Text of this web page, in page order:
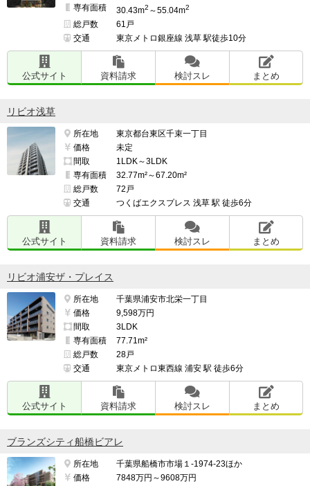
専有面積
30.43m2 ～55.04m2
総戸数
61戸
交通
東京メトロ銀座線 浅草 駅徒歩10分
公式サイト 資料請求 検討スレ まとめ
リビオ浅草
所在地
東京都台東区千束一丁目
価格
未定
間取
1LDK～3LDK
専有面積
32.77m²～67.20m²
総戸数
72戸
交通
つくばエクスプレス 浅草 駅 徒歩6分
公式サイト 資料請求 検討スレ まとめ
リビオ浦安ザ・プレイス
所在地
千葉県浦安市北栄一丁目
価格
9,598万円
間取
3LDK
専有面積
77.71m²
総戸数
28戸
交通
東京メトロ東西線 浦安 駅 徒歩6分
公式サイト 資料請求 検討スレ まとめ
ブランズシティ船橋ビアレ
所在地
千葉県船橋市市場１-1974-23ほか
価格
7848万円～9608万円